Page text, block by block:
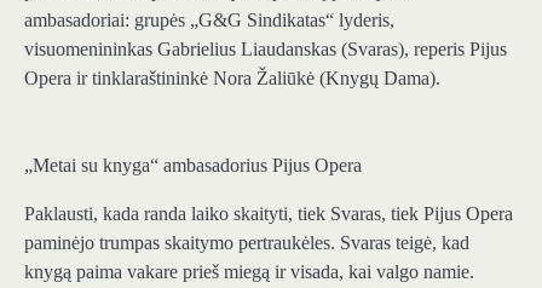
ambasadoriai: grupės „G&G Sindikatas“ lyderis,
visuomenininkas Gabrielius Liaudanskas (Svaras), reperis Pijus
Opera ir tinklaraštininkė Nora Žaliūkė (Knygų Dama).
„Metai su knyga“ ambasadorius Pijus Opera
Paklausti, kada randa laiko skaityti, tiek Svaras, tiek Pijus Opera
paminėjo trumpas skaitymo pertraukėles. Svaras teigė, kad
knygą paima vakare prieš miegą ir visada, kai valgo namie.